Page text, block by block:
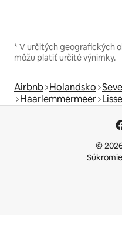
* V určitých geografických
môžu platiť určité výnimky.
Airbnb Holandsko
Haarlemmermeer
©
Súkromie